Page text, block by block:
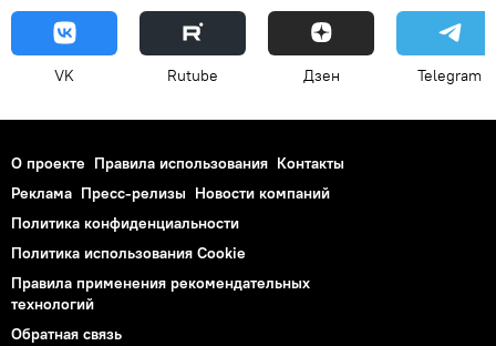
VK Rutube Дзен Telegram
О проекте Правила использования Контакты
Реклама Пресс-релизы Новости компаний
Политика конфиденциальности
Политика использования Cookie
Правила применения рекомендательных
технологий
Обратная связь